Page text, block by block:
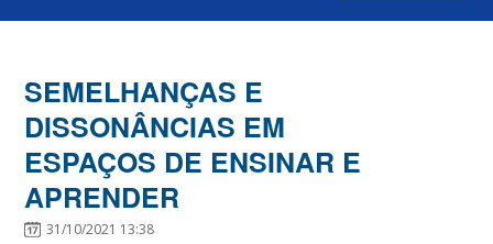
SEMELHANÇAS E
DISSONÂNCIAS EM
ESPAÇOS DE ENSINAR E
APRENDER
31/10/2021 13:38